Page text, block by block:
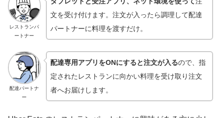
レストランパ
ートナー
文を受け付けます。注文が入ったら調理して配達
パートナーに料理を渡すだけ。
配達パートナ
ー
配達専用アプリをONにすると注文が入るので、指
定されたレストランに向かい料理を受け取り注文
者へお届けします。